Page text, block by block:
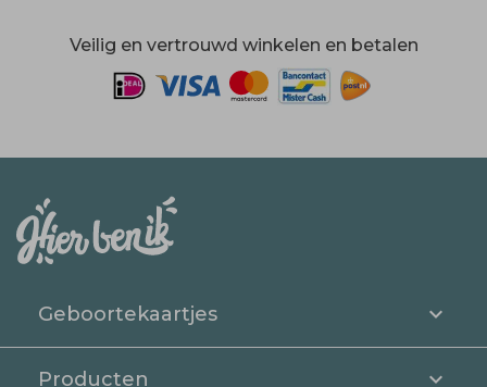
Veilig en vertrouwd winkelen en betalen
Geboortekaartjes
Producten